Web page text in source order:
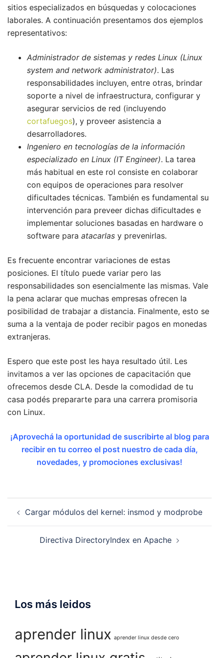
sitios especializados en búsquedas y colocaciones
laborales. A continuación presentamos dos ejemplos
representativos:
Administrador de sistemas y redes Linux (Linux
system and network administrator). Las
responsabilidades incluyen, entre otras, brindar
soporte a nivel de infraestructura, configurar y
asegurar servicios de red (incluyendo
cortafuegos), y proveer asistencia a
desarrolladores.
Ingeniero en tecnologías de la información
especializado en Linux (IT Engineer). La tarea
más habitual en este rol consiste en colaborar
con equipos de operaciones para resolver
dificultades técnicas. También es fundamental su
intervención para preveer dichas dificultades e
implementar soluciones basadas en hardware o
software para atacarlas y prevenirlas.
Es frecuente encontrar variaciones de estas
posiciones. El título puede variar pero las
responsabilidades son esencialmente las mismas. Vale
la pena aclarar que muchas empresas ofrecen la
posibilidad de trabajar a distancia. Finalmente, esto se
suma a la ventaja de poder recibir pagos en monedas
extranjeras.
Espero que este post les haya resultado útil. Les
invitamos a ver las opciones de capacitación que
ofrecemos desde CLA. Desde la comodidad de tu
casa podés prepararte para una carrera promisoria
con Linux.
¡Aprovechá la oportunidad de suscribirte al blog para
recibir en tu correo el post nuestro de cada día,
novedades, y promociones exclusivas!
de Cargar módulos del kernel: insmod y modprobe
Directiva DirectoryIndex en Apache
Los más leidos
aprender linux aprender linux desde cero